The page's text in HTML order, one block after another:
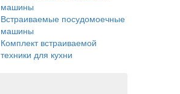
машины
Встраиваемые посудомоечные
машины
Комплект встраиваемой
техники для кухни